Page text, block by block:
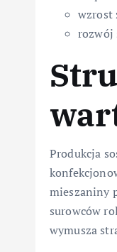
wzrost
rozwój
Produkcja
mieszaniny
surowców
wymusza